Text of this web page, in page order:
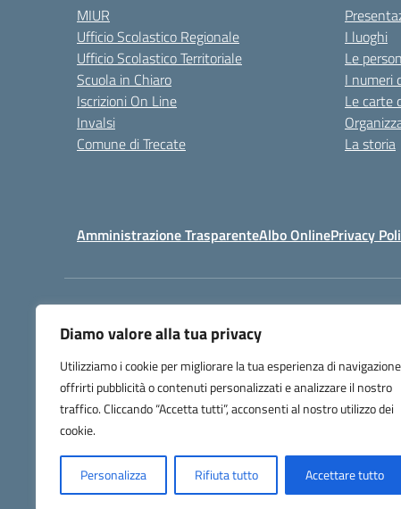
Diamo valore alla tua privacy
Utilizziamo i cookie per migliorare la tua esperienza di
offrirti pubblicità o contenuti personalizzati e analizzare il nostro
traffico. Cliccando “Accetta tutti”, acconsenti al nostro utilizzo dei
cookie.
Personalizza Rifiuta tutto Accettare tutto
MIUR
Ufficio Scolastico Regionale
Ufficio Scolastico Territoriale
Scuola in Chiaro
Iscrizioni On Line
Invalsi
Comune di Trecate
I luoghi
Le
I numeri
Le carte
La storia
Amministrazione TrasparenteAlbo OnlinePrivacy